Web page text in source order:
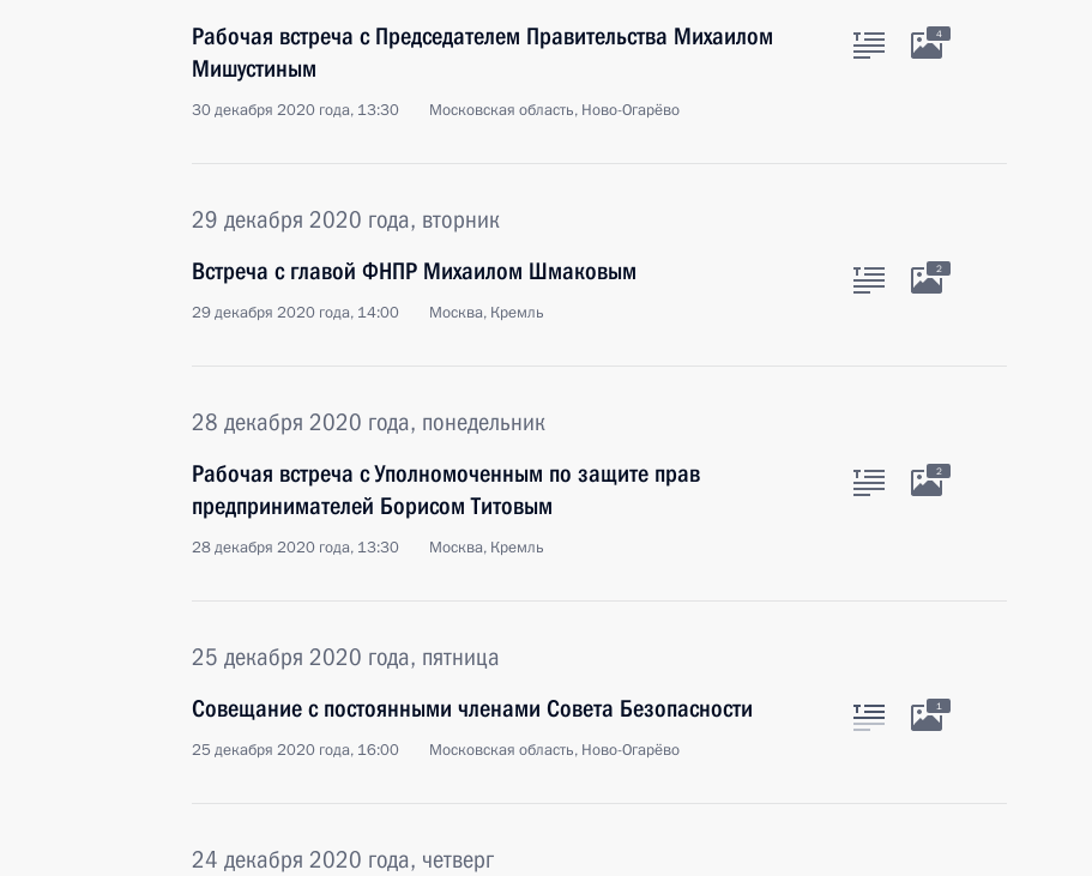
Рабочая встреча с Председателем Правительства Михаилом
Мишустиным
30 декабря 2020 года, 13:30 Московская область, Ново-Огарёво
4
29 декабря 2020 года, вторник
Встреча с главой ФНПР Михаилом Шмаковым
29 декабря 2020 года, 14:00 Москва, Кремль
2
28 декабря 2020 года, понедельник
Рабочая встреча с Уполномоченным по защите прав
предпринимателей Борисом Титовым
28 декабря 2020 года, 13:30 Москва, Кремль
2
25 декабря 2020 года, пятница
Совещание с постоянными членами Совета Безопасности
25 декабря 2020 года, 16:00 Московская область, Ново-Огарёво
1
24 декабря 2020 года, четверг